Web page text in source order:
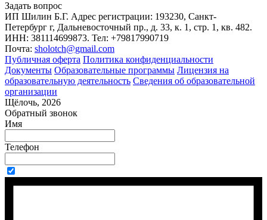
Задать вопрос
ИП Шилин Б.Г. Адрес регистрации: 193230, Санкт-
Петербург г, Дальневосточный пр., д. 33, к. 1, стр. 1, кв. 482.
ИНН: 381114699873. Тел: +79817990719
Почта: sholotch@gmail.com
Публичная оферта Политика конфиденциальности
Документы Образовательные программы Лицензия на
образовательную деятельность Сведения об образовательной
организации
Щёлочь, 2026
Обратный звонок
Имя
Телефон